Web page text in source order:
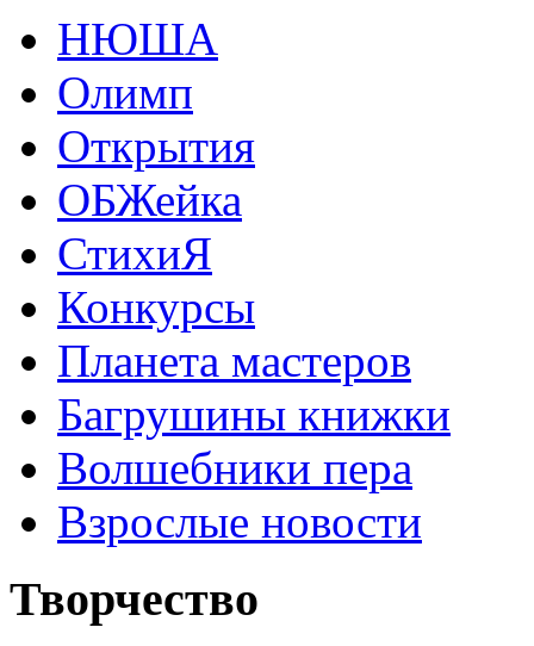
НЮША
Олимп
Открытия
ОБЖейка
СтихиЯ
Конкурсы
Планета мастеров
Багрушины книжки
Волшебники пера
Взрослые новости
Творчество